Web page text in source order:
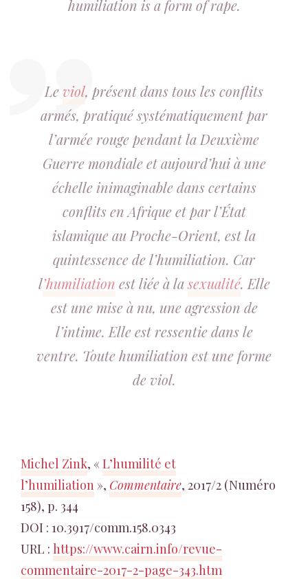
humiliation is a form of rape.
Leviol, présent dans tous les conflits
armés, pratiqué systématiquement par
l’armée rouge pendant la Deuxième
Guerre mondiale et aujourd’hui à une
échelle inimaginable dans certains
conflits en Afrique et par l’État
islamique au Proche-Orient, est la
quintessence de l’humiliation. Car
l’humiliation est liée à lasexualité. Elle
est une mise à nu, une agression de
l’intime. Elle est ressentie dans le
ventre. Toute humiliation est une forme
de viol.
Michel Zink, « L’humilité et
l’humiliation », Commentaire, 2017/2 (Numéro
158), p. 344
DOI : 10.3917/comm.158.0343
URL : https://www.cairn.info/revue-
commentaire-2017-2-page-343.htm